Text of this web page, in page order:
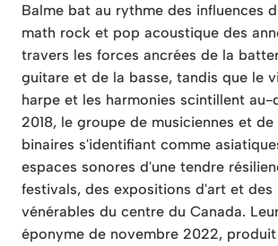
Balme bat au rythme des influences
math rock et pop acoustique des
travers les forces ancrées de la
guitare et de la basse, tandis que le
harpe et les harmonies scintillent au-
2018, le groupe de musiciennes et de
binaires s'identifiant comme
espaces sonores d'une tendre
festivals, des expositions d'art et des
vénérables du centre du Canada.
éponyme de novembre 2022, produit